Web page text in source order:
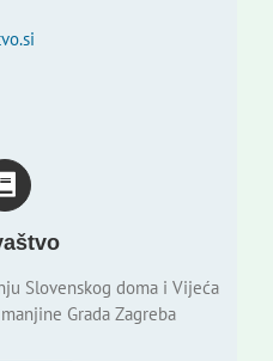
Slovenskog doma i Vijeća
Grada Zagreba